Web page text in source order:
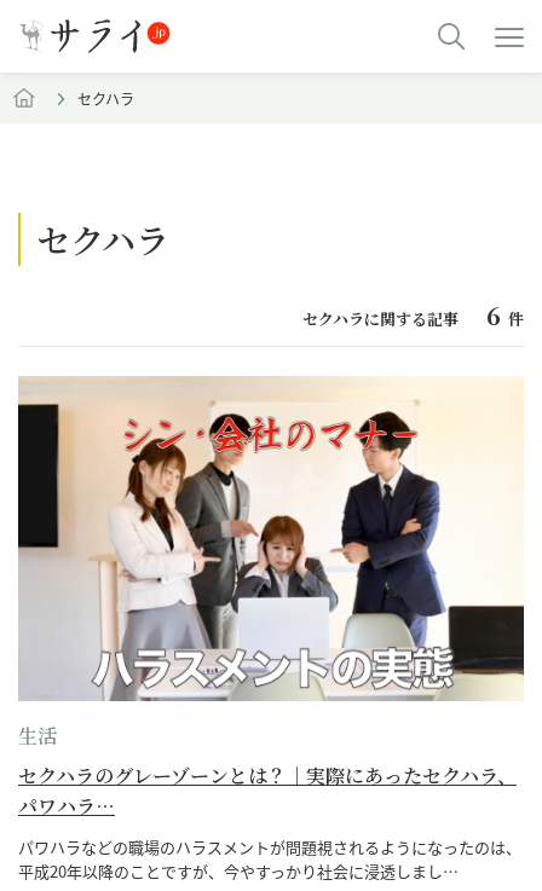
セクハラ
セクハラ
セクハラに関する記事 6 件
生活
セクハラのグレーゾーンとは？｜実際にあったセクハラ、
パワハラ…
パワハラなどの職場のハラスメントが問題視されるようになったのは、
平成20年以降のことですが、今やすっかり社会に浸透しまし…